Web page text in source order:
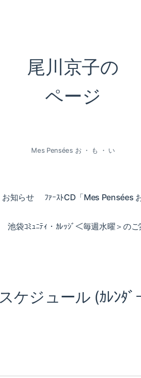
尾川京子の
ページ
Mes Pensées お ・ も ・ い
お知らせ ﾌｧｰｽﾄCD「Mes Pensées
池袋ｺﾐｭﾆﾃｨ・ｶﾚｯｼﾞ＜毎週水曜＞の
スケジュール (ｶﾚﾝﾀﾞ